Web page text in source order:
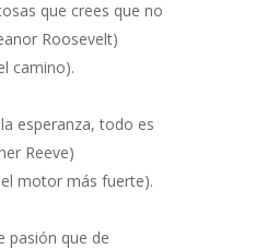
que crees que no
Roosevelt)
camino).
esperanza, todo es
Reeve)
motor más fuerte).
pasión que de